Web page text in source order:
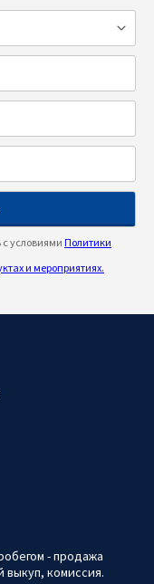
условиями Политики
и мероприятиях.
- продажа
выкуп, комиссия.